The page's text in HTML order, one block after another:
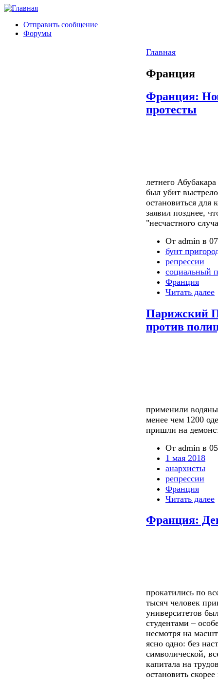
Отправить сообщение
Форумы
Главная
Франция
Франция:
протесты
летнего
был убит
остановиться
заявил позднее,
"несчастного
От admin в
бунт
репрессии
социальный
Франция
Читать далее
Парижский
против
применили
менее чем 1200
пришли на
От admin в
1 мая 2018
анархисты
репрессии
Франция
Читать далее
Франция:
прокатились по
тысяч человек
университетов
студентами –
несмотря на
ясно одно: без
символической,
капитала на
остановить